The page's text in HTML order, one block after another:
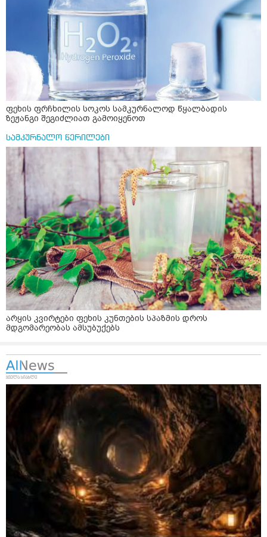
ფეხის ფრჩხილის სოკოს სამკურნალოდ წყალბადის
ზეჟანგი შეგიძლიათ გამოიყენოთ
სამკურნალო წერილები
არყის კვირტები ფეხის კუნთების სპაზმის დროს
მდგომარეობას ამსუბუქებს